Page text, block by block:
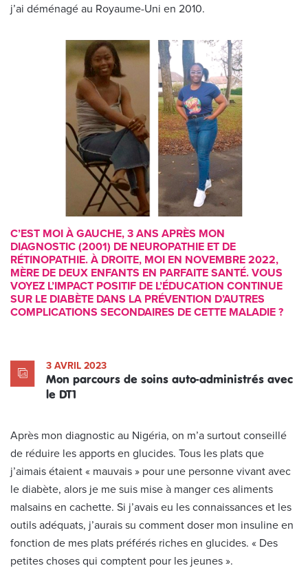
j’ai déménagé au Royaume-Uni en 2010.
C’EST MOI À GAUCHE, 3 ANS APRÈS MON
DIAGNOSTIC (2001) DE NEUROPATHIE ET DE
RÉTINOPATHIE. À DROITE, MOI EN NOVEMBRE 2022,
MÈRE DE DEUX ENFANTS EN PARFAITE SANTÉ. VOUS
VOYEZ L’IMPACT POSITIF DE L’ÉDUCATION CONTINUE
SUR LE DIABÈTE DANS LA PRÉVENTION D’AUTRES
COMPLICATIONS SECONDAIRES DE CETTE MALADIE ?
3 AVRIL 2023
Mon parcours de soins auto-administrés avec
le DT1
Après mon diagnostic au Nigéria, on m’a surtout conseillé
de réduire les apports en glucides. Tous les plats que
j’aimais étaient « mauvais » pour une personne vivant avec
le diabète, alors je me suis mise à manger ces aliments
malsains en cachette. Si j’avais eu les connaissances et les
outils adéquats, j’aurais su comment doser mon insuline en
fonction de mes plats préférés riches en glucides. « Des
petites choses qui comptent pour les jeunes ».